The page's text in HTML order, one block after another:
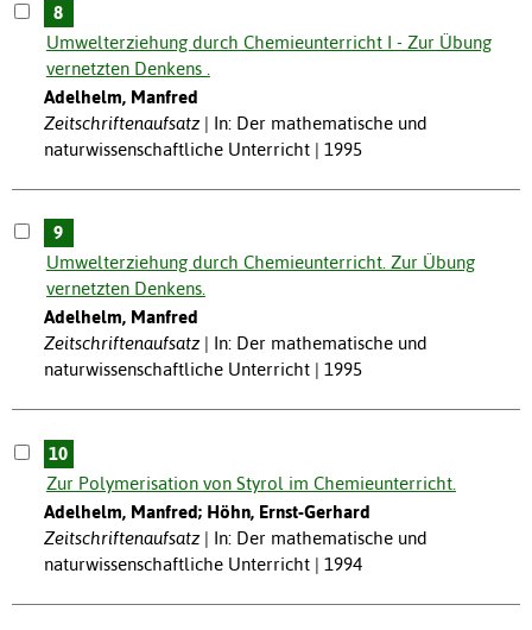
8
Umwelterziehung durch Chemieunterricht I - Zur Übung
vernetzten Denkens .
Adelhelm, Manfred
Zeitschriftenaufsatz
In: Der mathematische und
naturwissenschaftliche Unterricht | 1995
9
Umwelterziehung durch Chemieunterricht. Zur Übung
vernetzten Denkens.
Adelhelm, Manfred
Zeitschriftenaufsatz
In: Der mathematische und
naturwissenschaftliche Unterricht | 1995
10
Zur Polymerisation von Styrol im Chemieunterricht.
Adelhelm, Manfred; Höhn, Ernst-Gerhard
Zeitschriftenaufsatz
In: Der mathematische und
naturwissenschaftliche Unterricht | 1994